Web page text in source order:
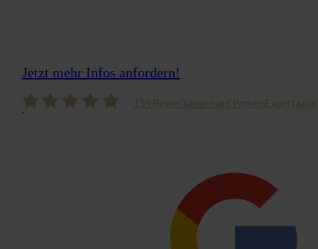
Jetzt mehr Infos anfordern!